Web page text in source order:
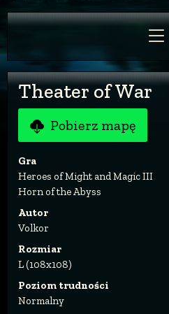
Theater of War
Pobierz mapę
Gra
Heroes of Might and Magic III
Horn of the Abyss
Autor
Volkor
Rozmiar
L (108x108)
Poziom trudności
Normalny